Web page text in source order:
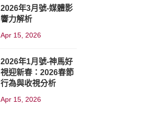
2026年3月號-媒體影
響力解析
Apr 15, 2026
2026年1月號-神馬好
視迎新春：2026春節
行為與收視分析
Apr 15, 2026